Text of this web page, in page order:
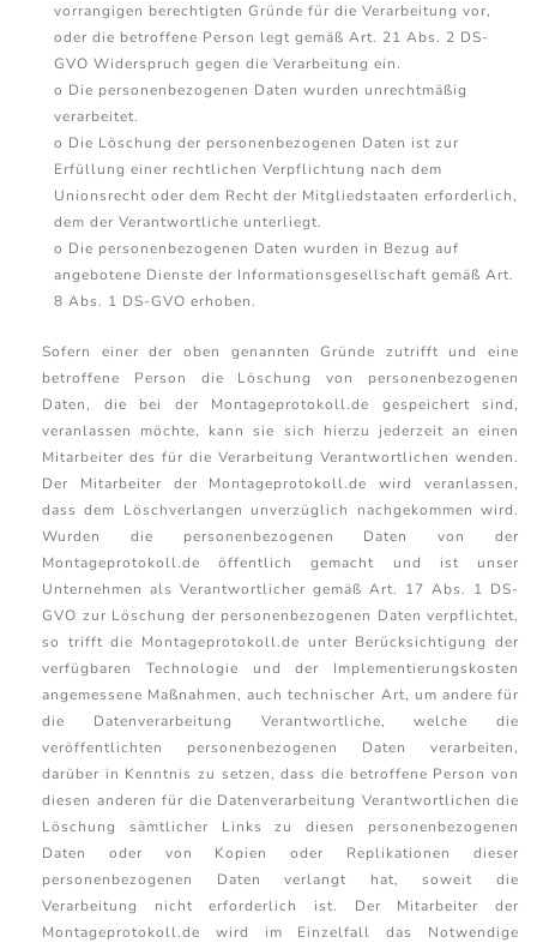
vorrangigen berechtigten Gründe für die Verarbeitung vor,
oder die betroffene Person legt gemäß Art. 21 Abs. 2 DS-
GVO Widerspruch gegen die Verarbeitung ein.
o Die personenbezogenen Daten wurden unrechtmäßig
verarbeitet.
o Die Löschung der personenbezogenen Daten ist zur
Erfüllung einer rechtlichen Verpflichtung nach dem
Unionsrecht oder dem Recht der Mitgliedstaaten erforderlich,
dem der Verantwortliche unterliegt.
o Die personenbezogenen Daten wurden in Bezug auf
angebotene Dienste der Informationsgesellschaft gemäß Art.
8 Abs. 1 DS-GVO erhoben.
Sofern einer der oben genannten Gründe zutrifft und eine
betroffene Person die Löschung von personenbezogenen
Daten, die bei der Montageprotokoll.de gespeichert sind,
veranlassen möchte, kann sie sich hierzu jederzeit an einen
Mitarbeiter des für die Verarbeitung Verantwortlichen wenden.
Der Mitarbeiter der Montageprotokoll.de wird veranlassen,
dass dem Löschverlangen unverzüglich nachgekommen wird.
Wurden die personenbezogenen Daten von der
Montageprotokoll.de öffentlich gemacht und ist unser
Unternehmen als Verantwortlicher gemäß Art. 17 Abs. 1 DS-
GVO zur Löschung der personenbezogenen Daten verpflichtet,
so trifft die Montageprotokoll.de unter Berücksichtigung der
verfügbaren Technologie und der Implementierungskosten
angemessene Maßnahmen, auch technischer Art, um andere für
die Datenverarbeitung Verantwortliche, welche die
veröffentlichten personenbezogenen Daten verarbeiten,
darüber in Kenntnis zu setzen, dass die betroffene Person von
diesen anderen für die Datenverarbeitung Verantwortlichen die
Löschung sämtlicher Links zu diesen personenbezogenen
Daten oder von Kopien oder Replikationen dieser
personenbezogenen Daten verlangt hat, soweit die
Verarbeitung nicht erforderlich ist. Der Mitarbeiter der
Montageprotokoll.de wird im Einzelfall das Notwendige